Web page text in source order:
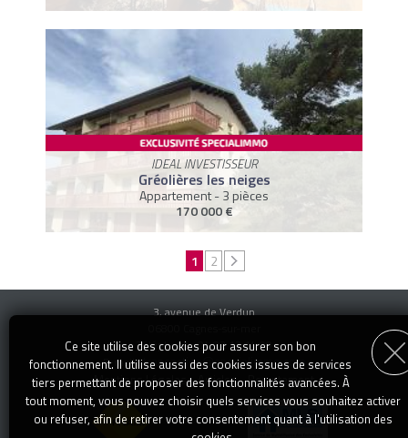
IDEAL INVESTISSEUR
Gréolières les neiges
Appartement - 3 pièces
170 000 €
1 2
3, avenue de Verdun
Téléphone : 04 92 13 14 00
E-mail :transaction@specialimmo.com
Mentions Légales -Articles-Recrutement
Ce site utilise des cookies pour assurer son bon
fonctionnement. Il utilise aussi des cookies issues de services
tiers permettant de proposer des fonctionnalités avancées. À
tout moment, vous pouvez choisir quels services vous souhaitez activer
ou refuser, afin de retirer votre consentement quant à l'utilisation des